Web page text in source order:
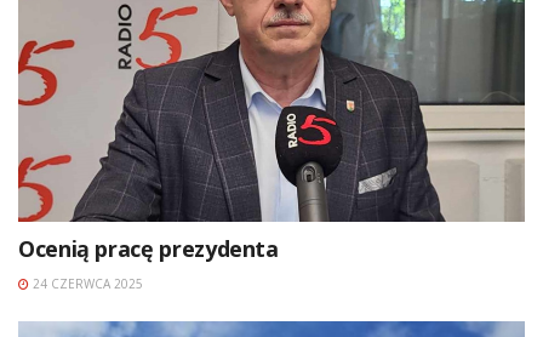
Ocenią pracę prezydenta
24 CZERWCA 2025